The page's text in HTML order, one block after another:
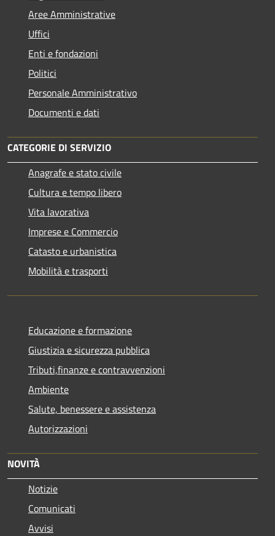
Aree Amministrative
Uffici
Enti e fondazioni
Politici
Personale Amministrativo
Documenti e dati
CATEGORIE DI SERVIZIO
Anagrafe e stato civile
Cultura e tempo libero
Vita lavorativa
Imprese e Commercio
Catasto e urbanistica
Mobilità e trasporti
Educazione e formazione
Giustizia e sicurezza pubblica
Tributi,finanze e contravvenzioni
Ambiente
Salute, benessere e assistenza
Autorizzazioni
NOVITÀ
Notizie
Comunicati
Avvisi